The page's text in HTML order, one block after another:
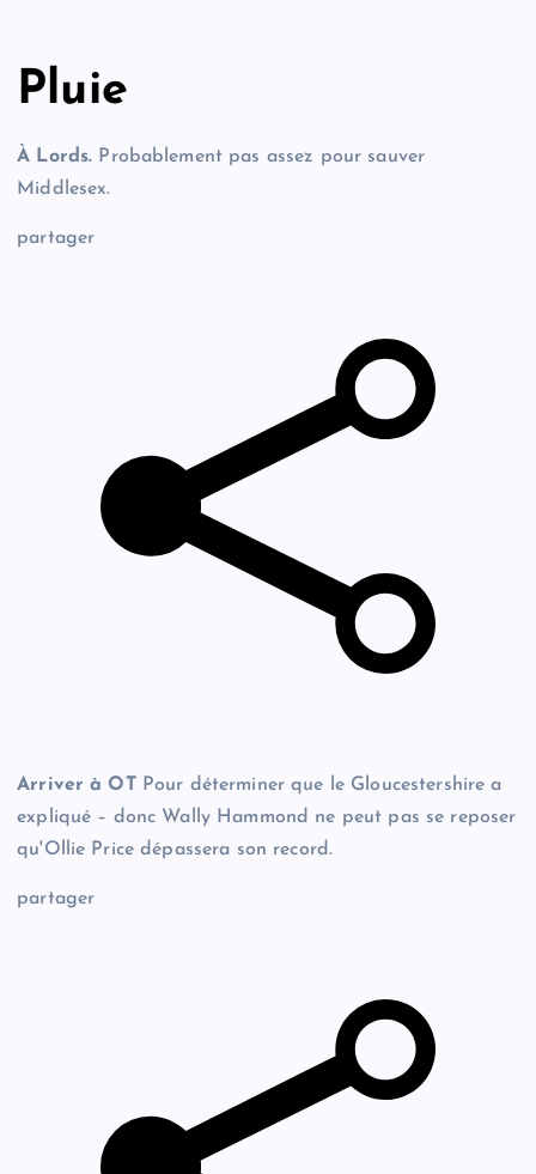
Pluie
À Lords. Probablement pas assez pour sauver
Middlesex.
partager
Arriver à OTPour déterminer que le Gloucestershire a
expliqué – donc Wally Hammond ne peut pas se reposer
qu'Ollie Price dépassera son record.
partager